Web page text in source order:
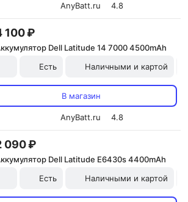
AnyBatt.ru 4.8
100 ₽
Dell Latitude 14 7000 4500mAh
Есть
Наличными и картой
В магазин
AnyBatt.ru 4.8
090 ₽
Dell Latitude E6430s 4400mAh
Есть
Наличными и картой